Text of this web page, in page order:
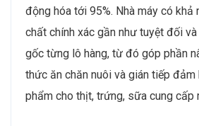
động hóa tới 95%. Nhà máy có khả
chất chính xác gần như tuyệt đối
gốc từng lô hàng, từ đó góp phần
thức ăn chăn nuôi và gián tiếp
phẩm cho thịt, trứng, sữa cung cấp